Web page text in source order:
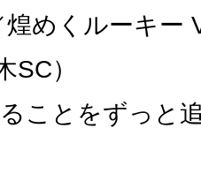
めくルーキー
SC）
ことをずっと